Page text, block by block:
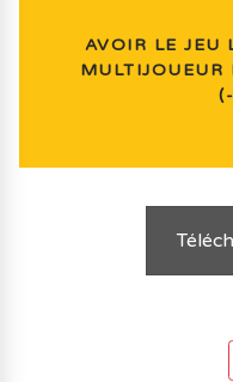
AVOIR LE JEU
MULTIJOUEUR